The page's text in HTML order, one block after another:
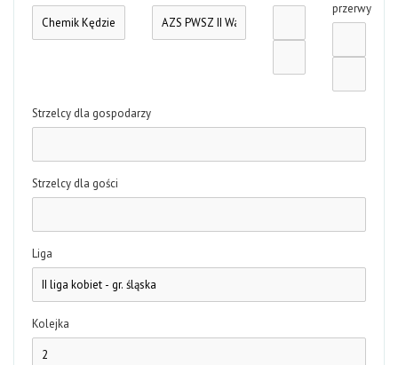
przerwy
Strzelcy dla gospodarzy
Strzelcy dla gości
Liga
Kolejka